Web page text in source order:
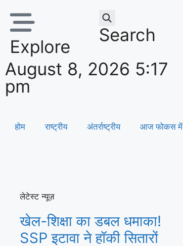
Explore
Search
August 8, 2026 5:17
pm
होम राष्ट्रीय अंतर्राष्ट्रीय आज फोकस में
लेटेस्ट न्यूज़
खेल-शिक्षा का डबल धमाका!
SSP इटावा ने हॉकी सितारों